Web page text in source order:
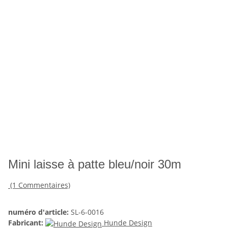
Mini laisse à patte bleu/noir 30m
(1 Commentaires)
numéro d'article: SL-6-0016
Fabricant:
Hunde Design